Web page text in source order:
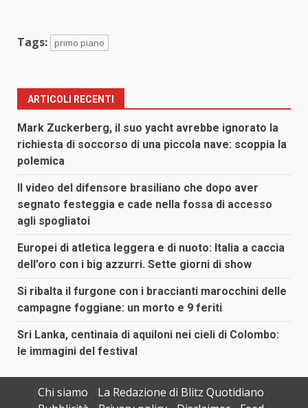
Tags: primo piano
ARTICOLI RECENTI
Mark Zuckerberg, il suo yacht avrebbe ignorato la
richiesta di soccorso di una piccola nave: scoppia la
polemica
Il video del difensore brasiliano che dopo aver
segnato festeggia e cade nella fossa di accesso
agli spogliatoi
Europei di atletica leggera e di nuoto: Italia a caccia
dell’oro con i big azzurri. Sette giorni di show
Si ribalta il furgone con i braccianti marocchini delle
campagne foggiane: un morto e 9 feriti
Sri Lanka, centinaia di aquiloni nei cieli di Colombo:
le immagini del festival
Chi siamo
La Redazione di Blitz Quotidiano